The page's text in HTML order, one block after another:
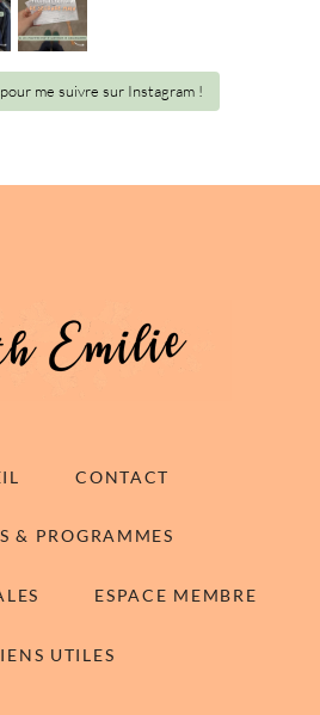
me suivre sur Instagram !
CONTACT
& PROGRAMMES
ESPACE MEMBRE
UTILES